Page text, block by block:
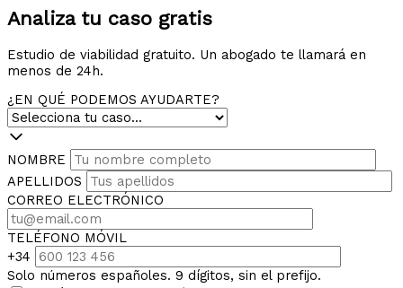
Analiza tu caso gratis
Estudio de viabilidad gratuito. Un abogado te llamará en
menos de 24h.
¿EN QUÉ PODEMOS AYUDARTE?
NOMBRE
APELLIDOS
CORREO ELECTRÓNICO
TELÉFONO MÓVIL
+34
Solo números españoles. 9 dígitos, sin el prefijo.